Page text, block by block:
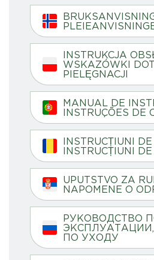
INSTRUKCJA
WSKAZÓWKI
PIELĘGNACJI
MANUAL DE
INSTRUÇÕES DE
INSTRUCȚIUNI
INSTRUCȚIUNI
UPUTSTVO ZA
NAPOMENE O
РУКОВОДСТВО
ПО УХОДУ